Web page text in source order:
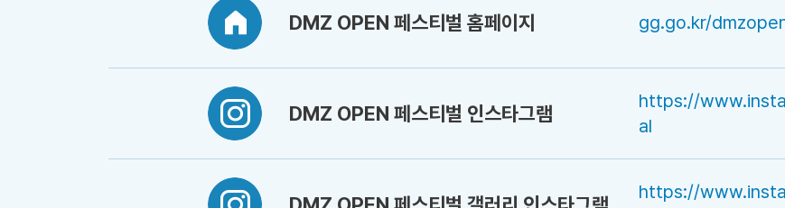
DMZ OPEN 페스티벌 홈페이지 gg.go.kr/
DMZ OPEN 페스티벌 인스타그램
https://
al
https://